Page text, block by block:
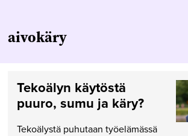
aivokäry
Tekoälyn käytöstä
puuro, sumu ja käry?
Tekoälystä puhutaan työelämässä